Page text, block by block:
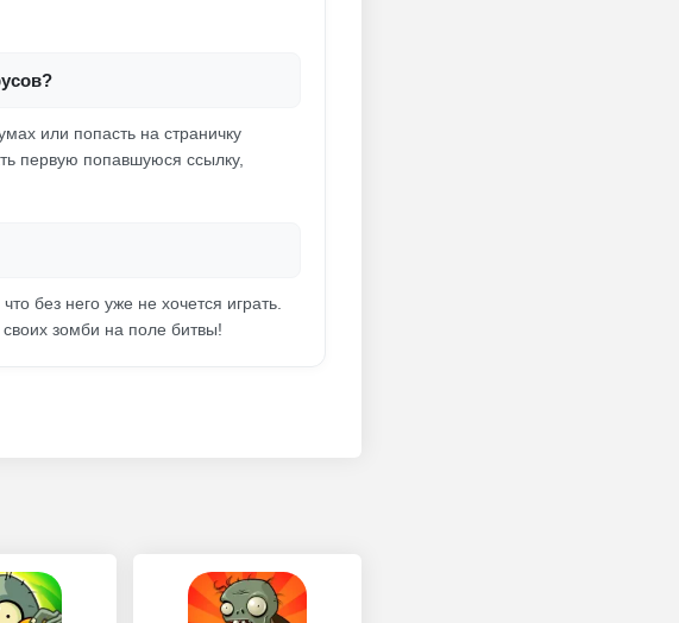
или попасть на страничку
первую попавшуюся ссылку,
без него уже не хочется играть.
зомби на поле битвы!